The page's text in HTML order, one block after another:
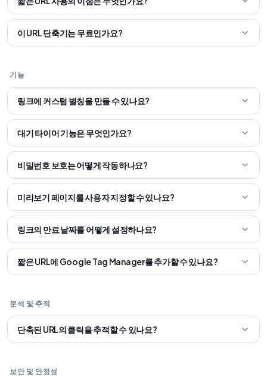
이 URL 단축기는 무료인가요?
기능
링크에 커스텀 별칭을 만들 수 있나요?
대기 타이머 기능은 무엇인가요?
비밀번호 보호는 어떻게 작동하나요?
미리보기 페이지를 사용자 지정할 수 있나요?
링크의 만료 날짜를 어떻게 설정하나요?
짧은 URL에 Google Tag Manager를 추가할 수 있나요?
분석 및 추적
단축된 URL의 클릭을 추적할 수 있나요?
보안 및 안정성